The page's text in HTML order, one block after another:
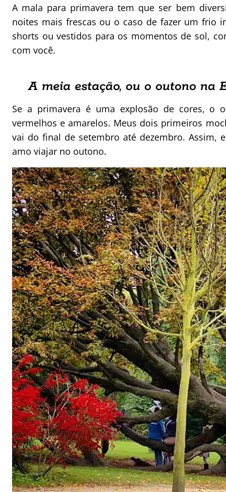
A mala para primavera tem que ser bem
noites mais frescas ou o caso de fazer um frio
shorts ou vestidos para os momentos de sol,
com você.
A meia estação, ou o outono na
Se a primavera é uma explosão de cores, o
vermelhos e amarelos. Meus dois primeiros
vai do final de setembro até dezembro. Assim,
amo viajar no outono.